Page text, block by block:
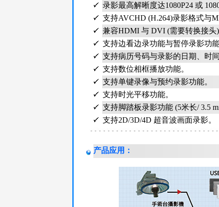
录影最高解晰度达1080P24 或
支持AVCHD (H.264)录影格式与
兼容HDMI 与 DVI (需要转换接头
支持边看边录功能与暂停录影功
支持病历号码与录影的日期、时
支持数位相框播放功能。
支持单键录像与预约录影功能。
支持时光平移功能。
支持脚踏板录影功能 (5米长/ 3.5
支持2D/3D/4D 超音波画面录影。
产品应用 ：